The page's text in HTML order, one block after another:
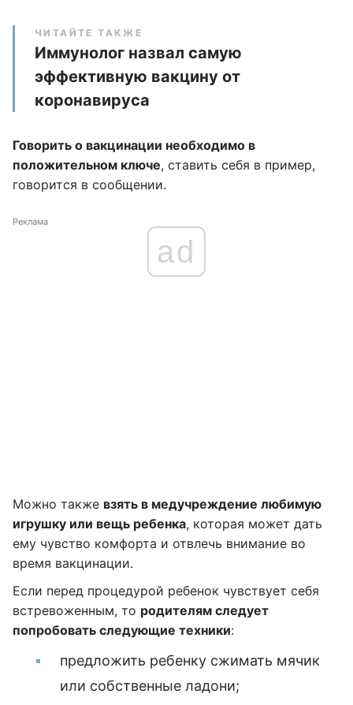
ЧИТАЙТЕ ТАКЖЕ
Иммунолог назвал самую
эффективную вакцину от
коронавируса
Говорить о вакцинации необходимо в
положительном ключе, ставить себя в пример,
говорится в сообщении.
Реклама
ad
Можно также взять в медучреждение любимую
игрушку или вещь ребенка, которая может дать
ему чувство комфорта и отвлечь внимание во
время вакцинации.
Если перед процедурой ребенок чувствует себя
встревоженным, то родителям следует
попробовать следующие техники:
предложить ребенку сжимать мячик
или собственные ладони;